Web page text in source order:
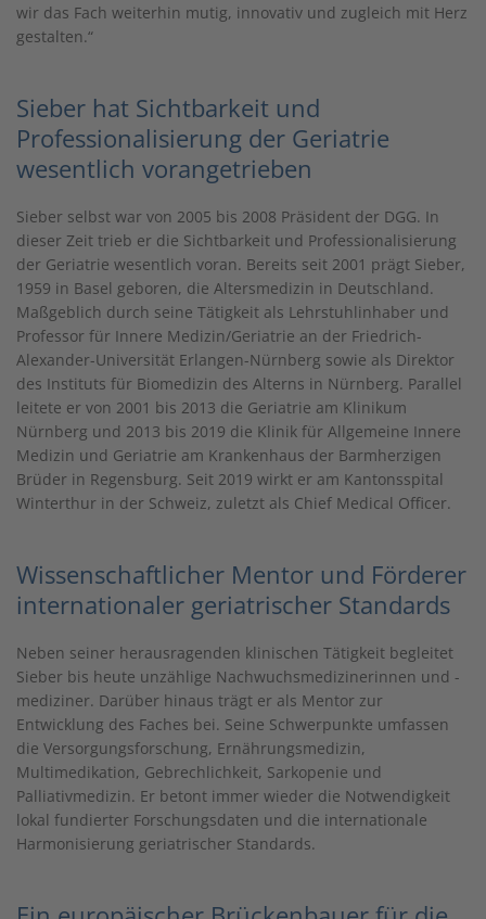
wir das Fach weiterhin mutig, innovativ und zugleich mit Herz
gestalten.“
Sieber hat Sichtbarkeit und
Professionalisierung der Geriatrie
wesentlich vorangetrieben
Sieber selbst war von 2005 bis 2008 Präsident der DGG. In
dieser Zeit trieb er die Sichtbarkeit und Professionalisierung
der Geriatrie wesentlich voran. Bereits seit 2001 prägt Sieber,
1959 in Basel geboren, die Altersmedizin in Deutschland.
Maßgeblich durch seine Tätigkeit als Lehrstuhlinhaber und
Professor für Innere Medizin/Geriatrie an der Friedrich-
Alexander-Universität Erlangen-Nürnberg sowie als Direktor
des Instituts für Biomedizin des Alterns in Nürnberg. Parallel
leitete er von 2001 bis 2013 die Geriatrie am Klinikum
Nürnberg und 2013 bis 2019 die Klinik für Allgemeine Innere
Medizin und Geriatrie am Krankenhaus der Barmherzigen
Brüder in Regensburg. Seit 2019 wirkt er am Kantonsspital
Winterthur in der Schweiz, zuletzt als Chief Medical Officer.
Wissenschaftlicher Mentor und Förderer
internationaler geriatrischer Standards
Neben seiner herausragenden klinischen Tätigkeit begleitet
Sieber bis heute unzählige Nachwuchsmedizinerinnen und -
mediziner. Darüber hinaus trägt er als Mentor zur
Entwicklung des Faches bei. Seine Schwerpunkte umfassen
die Versorgungsforschung, Ernährungsmedizin,
Multimedikation, Gebrechlichkeit, Sarkopenie und
Palliativmedizin. Er betont immer wieder die Notwendigkeit
lokal fundierter Forschungsdaten und die internationale
Harmonisierung geriatrischer Standards.